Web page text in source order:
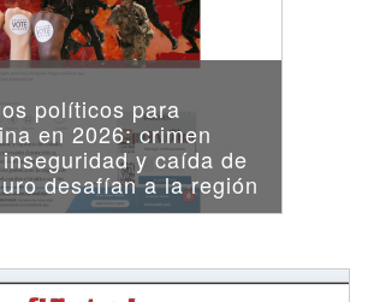
políticos para
en 2026: crimen
y caída de
desafían a la región